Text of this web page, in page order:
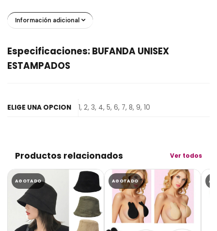
Información adicional
Especificaciones: BUFANDA UNISEX
ESTAMPADOS
ELIGE UNA OPCION 1, 2, 3, 4, 5, 6, 7, 8, 9, 10
Productos relacionados Ver todos
AGOTADO AGOTADO